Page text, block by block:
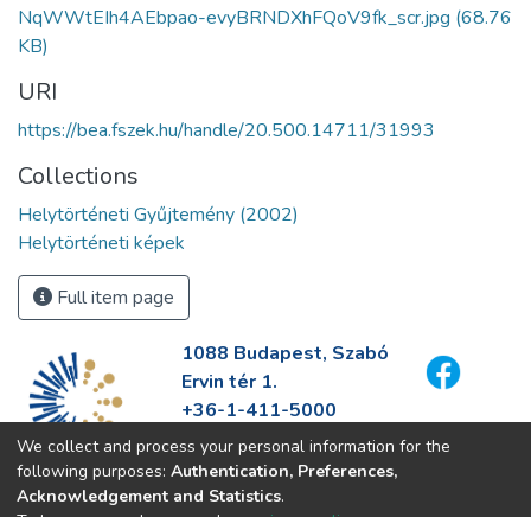
NqWWtEIh4AEbpao-evyBRNDXhFQoV9fk_scr.jpg (68.76
KB)
URI
https://bea.fszek.hu/handle/20.500.14711/31993
Collections
Helytörténeti Gyűjtemény (2002)
Helytörténeti képek
Full item page
1088 Budapest, Szabó
Ervin tér 1.
+36-1-411-5000
info@fszek.hu
https://fszek.hu
We collect and process your personal information for the
following purposes: Authentication, Preferences,
Acknowledgement and Statistics.